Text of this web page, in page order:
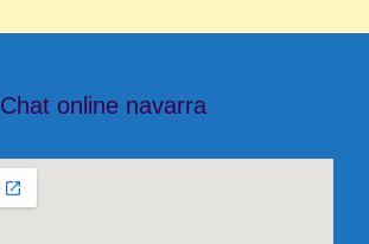
Chat online navarra